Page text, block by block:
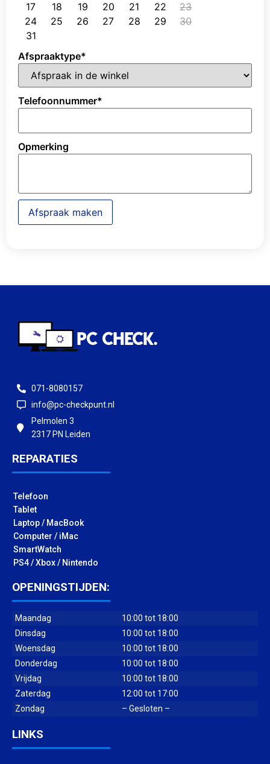
17
18 19 20 21 22
23
24
25 26 27 28 29
30
31
Afspraaktype*
Telefoonnummer*
Opmerking
Afspraak maken
071-8080157
info@pc-checkpunt.nl
Pelmolen 3
2317 PN Leiden
REPARATIES
Telefoon
Tablet
Laptop / MacBook
Computer / iMac
SmartWatch
PS4 / Xbox / Nintendo
OPENINGSTIJDEN:
Maandag
10:00 tot 18:00
Dinsdag
10:00 tot 18:00
Woensdag
10:00 tot 18:00
Donderdag
10:00 tot 18:00
Vrijdag
10:00 tot 18:00
Zaterdag
12:00 tot 17:00
Zondag
– Gesloten –
LINKS